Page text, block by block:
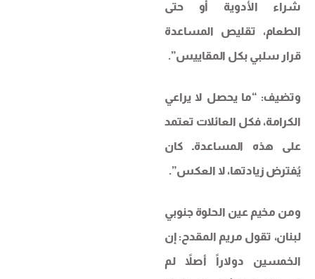
شراء الأدوية أو حتى
الطعام، تقليص المساعدة
قرار سلبي بكل المقاييس”.
وتضيف: “ما يحصل لا يراعي
الكرامة، فكل العائلات تعتمد
على هذه المساعدةـ كان
يُفترض زيادتها، لا العكس”.
ومن مخيم عين الحلوة جنوبي
لبنان، تقول مريم المقدح: إن
الخمسين دولاراً أصلاً لم